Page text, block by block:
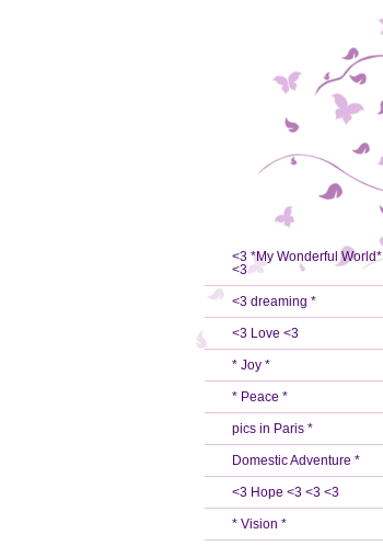
<3 *My Wonderful World*
<3
<3 dreaming *
<3 Love <3
* Joy *
* Peace *
pics in Paris *
Domestic Adventure *
<3 Hope <3 <3 <3
* Vision *